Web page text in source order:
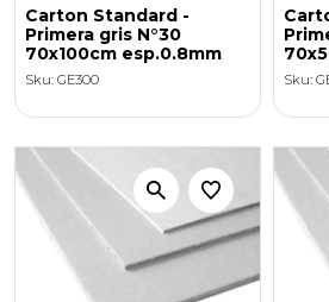
Carton Standard -
Primera gris N°30
70x100cm esp.0.8mm
Sku: GE300 Sku: